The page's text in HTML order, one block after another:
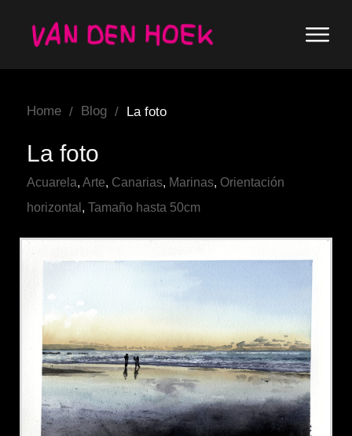
Home / Blog / La foto
La foto
Acuarela, Arte, Canarias, Marinas, Orientación
horizontal , Tamaño hasta 50cm